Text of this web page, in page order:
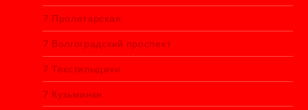
7 Пролетарская
7 Волгоградский проспект
7 Текстильщики
7 Кузьминки